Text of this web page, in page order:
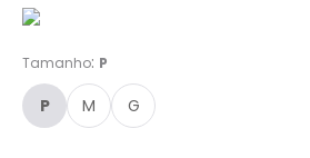
Tamanho: P
P M G